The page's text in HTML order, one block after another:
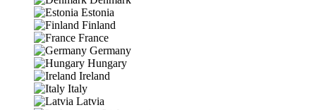
Estonia
Finland
France
Germany
Hungary
Ireland
Italy
Latvia